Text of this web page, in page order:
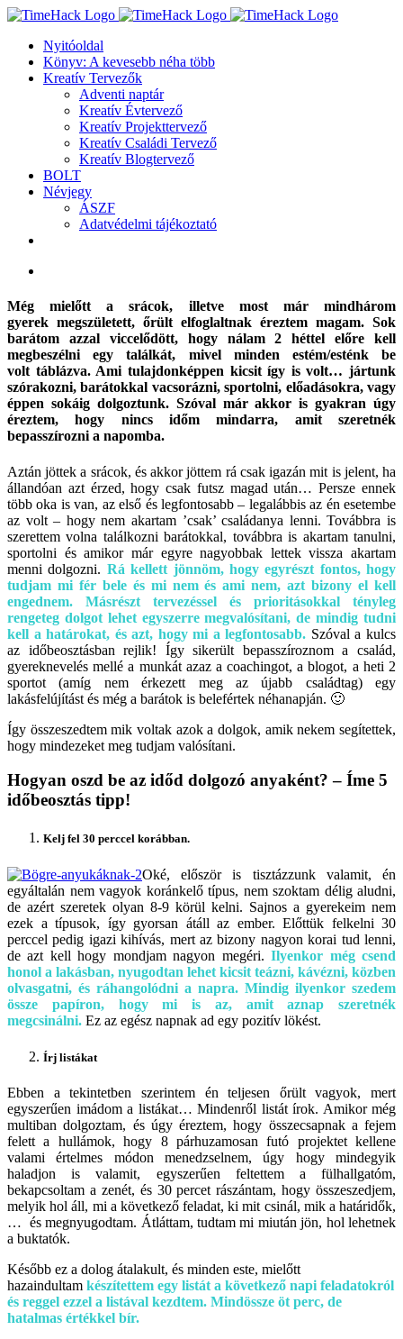
Kihagyás
Nyitóoldal
Könyv: A kevesebb néha több
Kreatív Tervezők
Adventi naptár
Kreatív Évtervező
Kreatív Projekttervező
Kreatív Családi Tervező
Kreatív Blogtervező
BOLT
Névjegy
ÁSZF
Adatvédelmi tájékoztató
Image
Még mielőtt a srácok, illetve most már mindhárom
gyerek megszületett, őrült elfoglaltnak éreztem magam. Sok
barátom azzal viccelődött, hogy nálam 2 héttel előre kell
megbeszélni egy találkát, mivel minden estém/esténk be
volt táblázva. Ami tulajdonképpen kicsit így is volt… jártunk
szórakozni, barátokkal vacsorázni, sportolni, előadásokra, vagy
éppen sokáig dolgoztunk. Szóval már akkor is gyakran úgy
éreztem, hogy nincs időm mindarra, amit szeretnék
bepasszírozni a napomba.
Aztán jöttek a srácok, és akkor jöttem rá csak igazán mit is jelent, ha
állandóan azt érzed, hogy csak futsz magad után… Persze ennek
több oka is van, az első és legfontosabb – legalábbis az én esetembe
az volt – hogy nem akartam ’csak’ családanya lenni. Továbbra is
szerettem volna találkozni barátokkal, továbbra is akartam tanulni,
sportolni és amikor már egyre nagyobbak lettek vissza akartam
menni dolgozni. Rá kellett jönnöm, hogy egyrészt fontos, hogy
tudjam mi fér bele és mi nem és ami nem, azt bizony el kell
engednem. Másrészt tervezéssel és prioritásokkal tényleg
rengeteg dolgot lehet egyszerre megvalósítani, de mindig tudni
kell a határokat, és azt, hogy mi a legfontosabb. Szóval a kulcs
az időbeosztásban rejlik! Így sikerült bepasszíroznom a család,
gyereknevelés mellé a munkát azaz a coachingot, a blogot, a heti 2
sportot (amíg nem érkezett meg az újabb családtag) egy
lakásfelújítást és még a barátok is belefértek néhanapján. 🙂
Így összeszedtem mik voltak azok a dolgok, amik nekem segítettek,
hogy mindezeket meg tudjam valósítani.
Hogyan oszd be az időd dolgozó anyaként? – Íme 5
időbeosztás tipp!
Kelj fel 30 perccel korábban.
Oké, először is tisztázzunk valamit, én
egyáltalán nem vagyok koránkelő típus, nem szoktam délig aludni,
de azért szeretek olyan 8-9 körül kelni. Sajnos a gyerekeim nem
ezek a típusok, így gyorsan átáll az ember. Előttük felkelni 30
perccel pedig igazi kihívás, mert az bizony nagyon korai tud lenni,
de azt kell hogy mondjam nagyon megéri.Ilyenkor még csend
honol a lakásban, nyugodtan lehet kicsit teázni, kávézni, közben
olvasgatni, és ráhangolódni a napra. Mindig ilyenkor szedem
össze papíron, hogy mi is az, amit aznap szeretnék
megcsinálni. Ez az egész napnak ad egy pozitív lökést.
Írj listákat
Ebben a tekintetben szerintem én teljesen őrült vagyok, mert
egyszerűen imádom a listákat… Mindenről listát írok. Amikor még
multiban dolgoztam, és úgy éreztem, hogy összecsapnak a fejem
felett a hullámok, hogy 8 párhuzamosan futó projektet kellene
valami értelmes módon menedzselnem, úgy hogy mindegyik
haladjon is valamit, egyszerűen feltettem a fülhallgatóm,
bekapcsoltam a zenét, és 30 percet rászántam, hogy összeszedjem,
melyik hol áll, mi a következő feladat, ki mit csinál, mik a határidők,
… és megnyugodtam. Átláttam, tudtam mi miután jön, hol lehetnek
a buktatók.
Később ez a dolog átalakult, és minden este, mielőtt
hazaindultam készítettem egy listát a következő napi feladatokról
és reggel ezzel a listával kezdtem. Mindössze öt perc, de
hatalmas értékkel bír.